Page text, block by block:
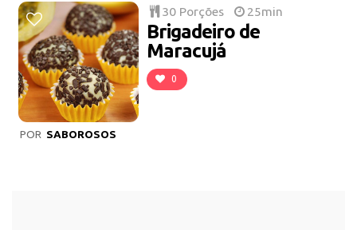
30 Porções 25min
Brigadeiro de
Maracujá
0
POR SABOROSOS